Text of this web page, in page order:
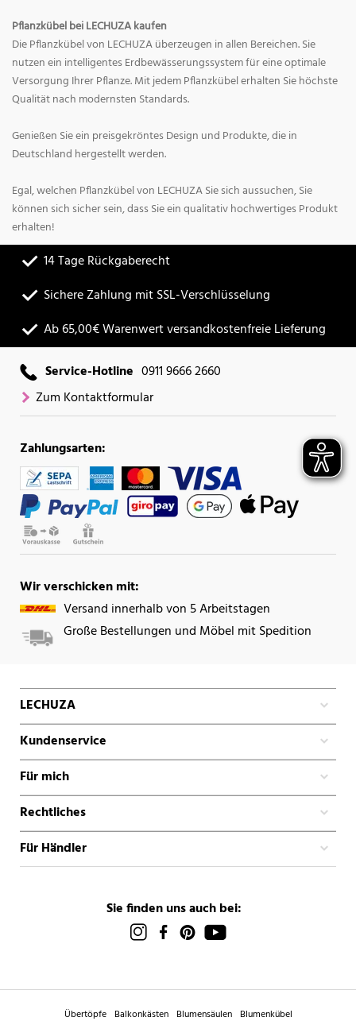
Pflanzkübel bei LECHUZA kaufen
Die Pflanzkübel von LECHUZA überzeugen in allen Bereichen. Sie
nutzen ein intelligentes Erdbewässerungssystem für eine optimale
Versorgung Ihrer Pflanze. Mit jedem Pflanzkübel erhalten Sie höchste
Qualität nach modernsten Standards.
Genießen Sie ein preisgekröntes Design und Produkte, die in
Deutschland hergestellt werden.
Egal, welchen Pflanzkübel von LECHUZA Sie sich aussuchen, Sie
können sich sicher sein, dass Sie ein qualitativ hochwertiges Produkt
erhalten!
14 Tage Rückgaberecht
Sichere Zahlung mit SSL-Verschlüsselung
Ab 65,00€ Warenwert versandkostenfreie Lieferung
Service-Hotline 0911 9666 2660
Zum Kontaktformular
Zahlungsarten:
Wir verschicken mit:
Versand innerhalb von 5 Arbeitstagen
Große Bestellungen und Möbel mit Spedition
LECHUZA
Kundenservice
Für mich
Rechtliches
Für Händler
Sie finden uns auch bei:
Übertöpfe Balkonkästen Blumensäulen Blumenkübel